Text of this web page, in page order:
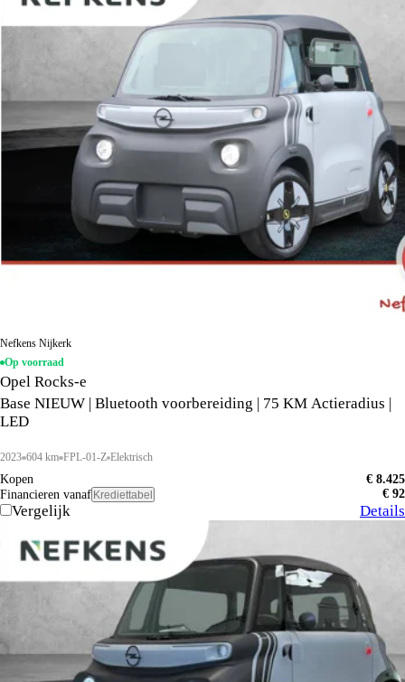
Nefkens Nijkerk
Op voorraad
Opel Rocks-e
Base NIEUW | Bluetooth voorbereiding | 75 KM Actieradius |
LED
2023 604 km FPL-01-Z Elektrisch
Kopen
€ 8.425
Financieren vanaf Krediettabel € 92
Vergelijk Details